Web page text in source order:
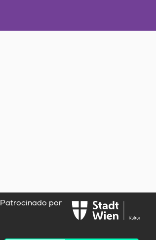
Patrocinado por